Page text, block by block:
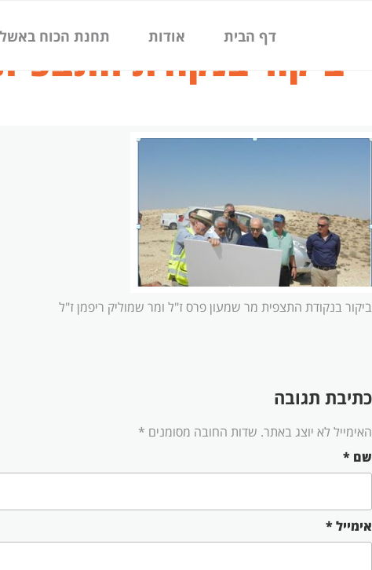
דף הבית אודות תחנת הכוח
ביקור בנקודת
ביקור בנקודת התצפית מר שמעון פרס ז"ל ומר שמוליק ריפמן ז"ל
כתיבת תגובה
האימייל לא יוצג באתר. שדות החובה מסומנים *
שם *
אימייל*